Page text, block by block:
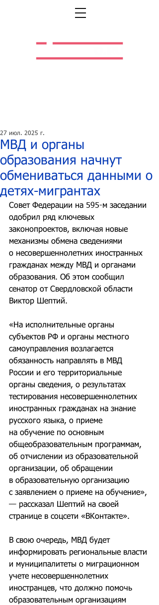
МВД и органы
образования начнут
обмениваться данными о
детях-мигрантах
27 июл. 2025 г.
Совет Федерации на 595-м заседании
одобрил ряд ключевых
законопроектов, включая новые
механизмы обмена сведениями
о несовершеннолетних иностранных
гражданах между МВД и органами
образования. Об этом сообщил
сенатор от Свердловской области
Виктор Шептий.
«На исполнительные органы
субъектов РФ и органы местного
самоуправления возлагается
обязанность направлять в МВД
России и его территориальные
органы сведения, о результатах
тестирования несовершеннолетних
иностранных гражданах на знание
русского языка, о приеме
на обучение по основным
общеобразовательным программам,
об отчислении из образовательной
организации, об обращении
в образовательную организацию
с заявлением о приеме на обучение»,
— рассказал Шептий на своей
странице в соцсети «ВКонтакте».
В свою очередь, МВД будет
информировать региональные власти
и муниципалитеты о миграционном
учете несовершеннолетних
иностранцев, что должно помочь
образовательным организациям